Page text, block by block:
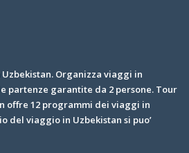
Organizza viaggi in
partenze garantite da 2 persone. Tour
offre 12 programmi dei viaggi in
del viaggio in Uzbekistan si puo’